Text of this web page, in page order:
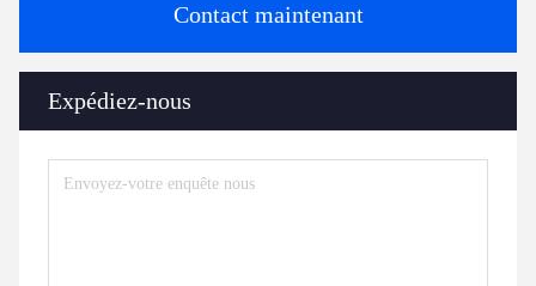
Contact maintenant
Expédiez-nous